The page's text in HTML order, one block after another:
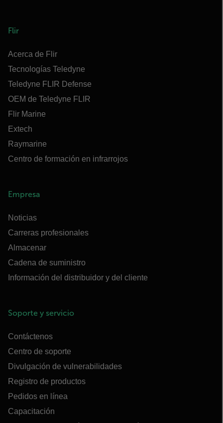
Flir
Acerca de Flir
Tecnologías Teledyne
Teledyne FLIR Defense
OEM de Teledyne FLIR
Flir Marine
Extech
Raymarine
Centro de formación en infrarrojos
Empresa
Noticias
Carreras profesionales
Almacenar
Cadena de suministro
Información del distribuidor y del cliente
Soporte y servicio
Contáctenos
Centro de soporte
Divulgación de vulnerabilidades
Registro de productos
Pedidos en línea
Capacitación